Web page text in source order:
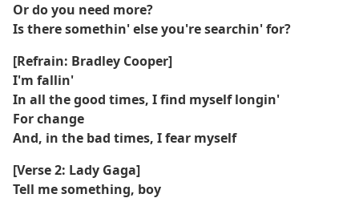
La chanson a remporté de nombreux prix, dont l'Oscar de la
meilleure chanson originale, et est devenue un morceau
Or do you need more?
Is there somethin' else you're searchin' for?
[Refrain: Bradley Cooper]
I'm fallin'
In all the good times, I find myself longin'
For change
And, in the bad times, I fear myself
[Verse 2: Lady Gaga]
Tell me something, boy